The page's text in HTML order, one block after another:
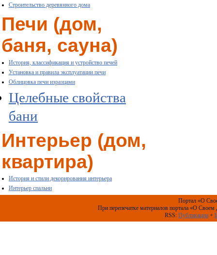
Строительство деревянного дома
Печи (дом,
баня, сауна)
История, классификация и устройство печей
Установка и правила эксплуатации печи
Облицовка печи изразцами
Целебные свойства
бани
Интерьер (дом,
квартира)
История и стили декорирования интерьера
Интерьер спальни
Портал «О
При перепечатке материалов портала «О Своем
RSS: Публикации +